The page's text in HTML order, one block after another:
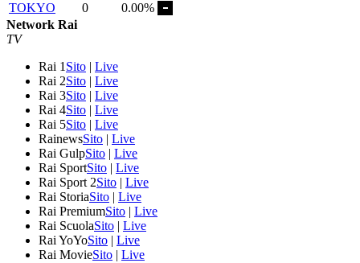
TOKYO
0
0.00%
Network Rai
TV
Rai 1 Sito | Live
Rai 2Sito | Live
Rai 3Sito | Live
Rai 4Sito | Live
Rai 5Sito | Live
RainewsSito | Live
Rai GulpSito | Live
Rai SportSito | Live
Rai Sport 2Sito | Live
Rai StoriaSito | Live
Rai PremiumSito | Live
Rai ScuolaSito | Live
Rai YoYoSito | Live
Rai MovieSito | Live